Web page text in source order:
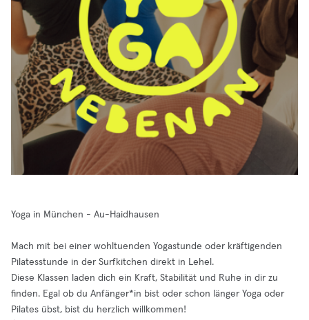
Yoga in München - Au-Haidhausen
Mach mit bei einer wohltuenden Yogastunde oder kräftigenden
Pilatesstunde in der Surfkitchen direkt in Lehel.
Diese Klassen laden dich ein Kraft, Stabilität und Ruhe in dir zu
finden. Egal ob du Anfänger*in bist oder schon länger Yoga oder
Pilates übst, bist du herzlich willkommen!